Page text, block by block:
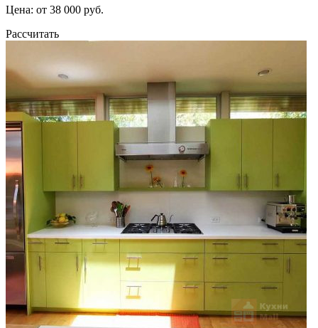
Цена: от 38 000 руб.
Рассчитать